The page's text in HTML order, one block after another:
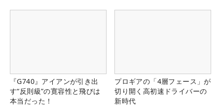
『G740』アイアンが引き出
す“反則級”の寛容性と飛びは
本当だった！
プロギアの「4層フェース」が
切り開く高初速ドライバーの
新時代